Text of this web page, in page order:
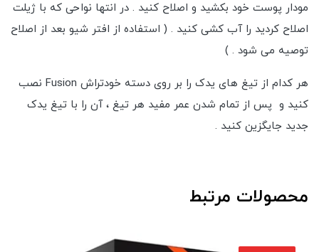
مودار پوست خود بکشید و اصلاح کنید . در انتها نواحی که با ژیلت
اصلاح کردید را آب کشی کنید . ( استفاده از افتر شیو بعد از اصلاح
توصیه می شود . )
هر کدام از تیغ های یدک را بر روی دسته خودتراش Fusion نصب
کنید و پس از تمام شدن عمر مفید هر تیغ ، آن را با تیغ یدک
جدید جایگزین کنید .
محصولات مرتبط